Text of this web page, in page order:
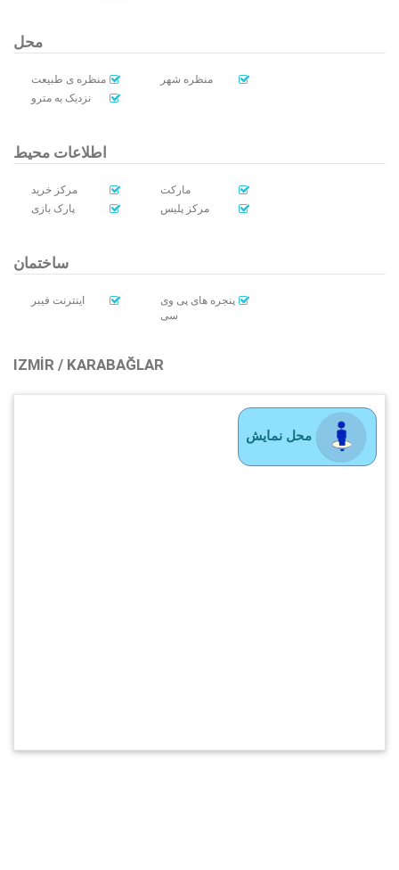
محل
منظره ی طبیعت
منظره شهر
نزدیک به مترو
اطلاعات محیط
مرکز خرید
مارکت
پارک بازی
مرکز پلیس
ساختمان
اینترنت فیبر
پنجره های پی وی
سی
IZMIR / KARABAĞLAR